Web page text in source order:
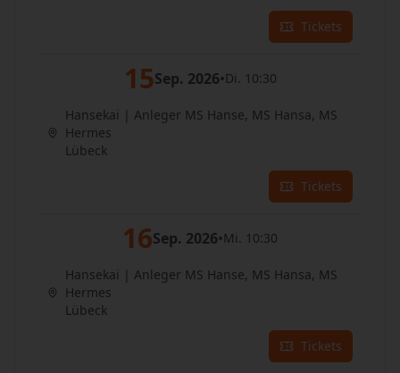
Tickets
15Sep. 2026•Di. 10:30
Hansekai | Anleger MS Hanse, MS Hansa, MS
Hermes
Lübeck
Tickets
16Sep. 2026•Mi. 10:30
Hansekai | Anleger MS Hanse, MS Hansa, MS
Hermes
Lübeck
Tickets